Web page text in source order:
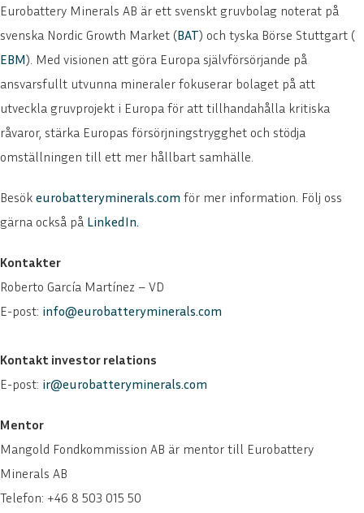
Eurobattery Minerals AB är ett svenskt gruvbolag noterat på
svenska Nordic Growth Market (BAT) och tyska Börse Stuttgart (
EBM). Med visionen att göra Europa självförsörjande på
ansvarsfullt utvunna mineraler fokuserar bolaget på att
utveckla gruvprojekt i Europa för att tillhandahålla kritiska
råvaror, stärka Europas försörjningstrygghet och stödja
omställningen till ett mer hållbart samhälle.
Besök eurobatteryminerals.com för mer information. Följ oss
gärna också på LinkedIn.
Kontakter
Roberto García Martínez – VD
E-post: info@eurobatteryminerals.com
Kontakt investor relations
E-post: ir@eurobatteryminerals.com
Mentor
Mangold Fondkommission AB är mentor till Eurobattery
Minerals AB
Telefon: +46 8 503 015 50